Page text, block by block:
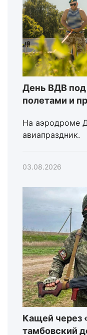
День ВДВ
полетами и
На аэродроме
авиапраздник.
03.08.2026
Кащей через
тамбовский